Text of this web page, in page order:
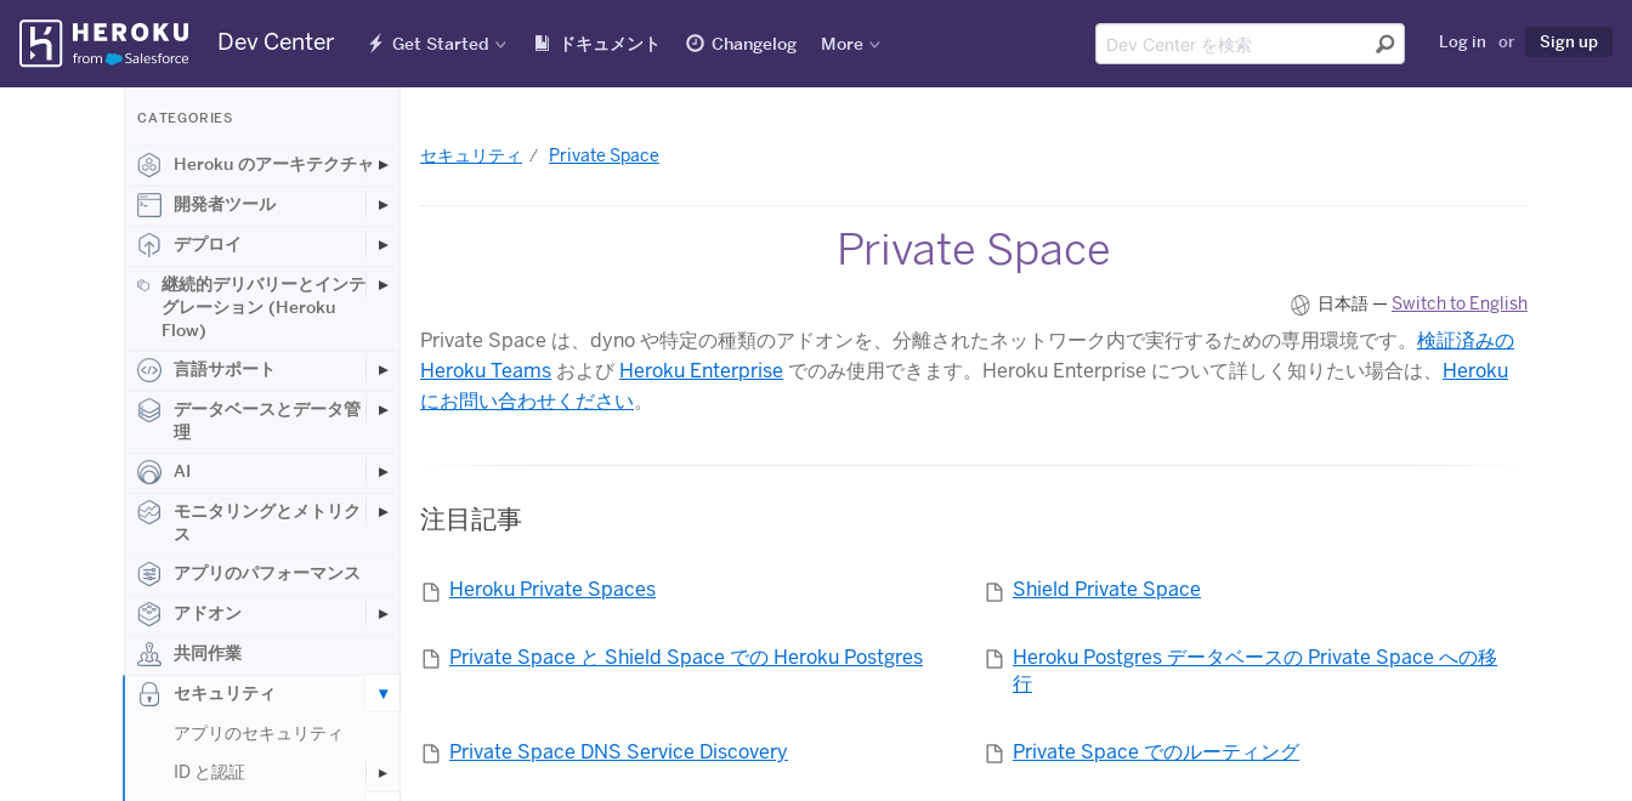
Skip
Navigation
Dev Center Get Started ドキュメント Changelog More Log in or Sign up
CATEGORIES
Heroku のアーキテクチャ
開発者ツール
デプロイ
継続的デリバリーとインテ
グレーション (Heroku
Flow)
言語サポート
データベースとデータ管
理
AI
モニタリングとメトリク
ス
アプリのパフォーマンス
アドオン
共同作業
セキュリティ
アプリのセキュリティ
ID と認証
セキュリティ Private Space
Private Space
日本語 — Switch to English
Private Space は、dyno や特定の種類のアドオンを、分離されたネットワーク内で実行するための専用環境です。 検証済みの
Heroku Teams ​ および Heroku Enterprise ​ でのみ使用できます。Heroku Enterprise について詳しく知りたい場合は、 Heroku
にお問い合わせください​。
注目記事
Heroku Private Spaces Shield Private Space
Private Space と Shield Space での Heroku Postgres
Heroku Postgres データベースの Private Space への移
行
Private Space DNS Service Discovery Private Space でのルーティング